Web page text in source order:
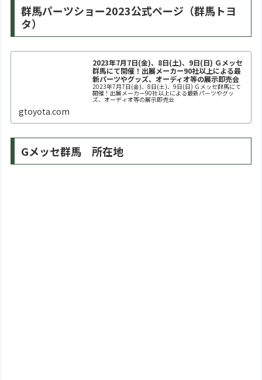
群馬パーツショー2023公式ページ（群馬トヨ
タ）
2023年7月7日(金)、8日(土)、9日(日) Ｇメッセ
群馬にて開催！出展メーカー90社以上による最
新パーツやグッズ、オーディオ等の展示即売会
2023年7月7日(金)、8日(土)、9日(日) Ｇメッセ群馬にて
開催！出展メーカー90社以上による最新パーツやグッ
ズ、オーディオ等の展示即売会
gtoyota.com
Gメッセ群馬 所在地